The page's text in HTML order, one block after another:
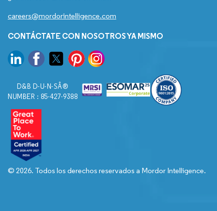
careers@mordorintelligence.com
CONTÁCTATE CON NOSOTROS YA MISMO
D&B D-U-N-SÂ®
NUMBER : 85-427-9388
© 2026. Todos los derechos reservados a Mordor Intelligence.